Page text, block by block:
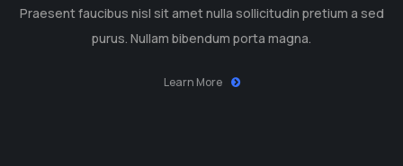
Praesent faucibus nisl sit amet nulla sollicitudin pretium a sed
purus. Nullam bibendum porta magna.
Learn More